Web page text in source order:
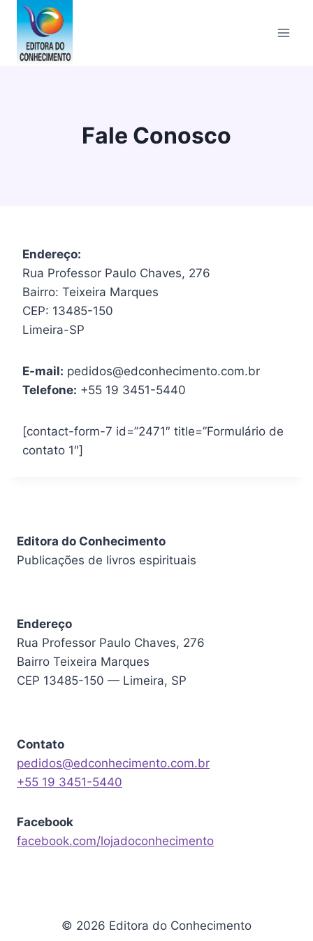
Pular
para
Conteúdo
Fale Conosco
Endereço:
Rua Professor Paulo Chaves, 276
Bairro: Teixeira Marques
CEP: 13485-150
Limeira-SP
E-mail: pedidos@edconhecimento.com.br
Telefone: +55 19 3451-5440
[contact-form-7 id=”2471″ title=”Formulário de
contato 1″]
Editora do Conhecimento
Publicações de livros espirituais
Endereço
Rua Professor Paulo Chaves, 276
Bairro Teixeira Marques
CEP 13485-150 — Limeira, SP
Contato
pedidos@edconhecimento.com.br
+55 19 3451-5440
Facebook
facebook.com/lojadoconhecimento
© 2026 Editora do Conhecimento